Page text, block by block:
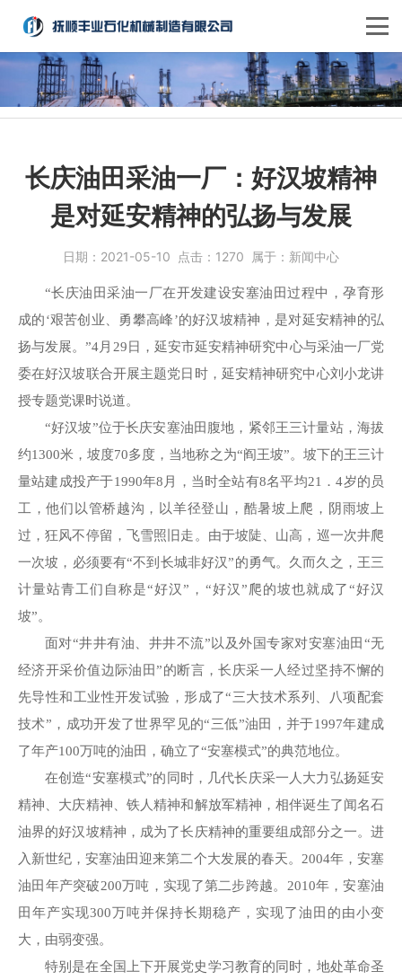
长庆油田采油一厂：好汉坡精神
是对延安精神的弘扬与发展
日期： 2021-05-10 点击： 1270 属于： 新闻中心
“长庆油田采油一厂在开发建设安塞油田过程中，孕育形
成的‘艰苦创业、勇攀高峰’的好汉坡精神，是对延安精神的弘
扬与发展。”4月29日，延安市延安精神研究中心与采油一厂党
委在好汉坡联合开展主题党日时，延安精神研究中心刘小龙讲
授专题党课时说道。
“好汉坡”位于长庆安塞油田腹地，紧邻王三计量站，海拔
约1300米，坡度70多度，当地称之为“阎王坡”。坡下的王三计
量站建成投产于1990年8月，当时全站有8名平均21．4岁的员
工，他们以管桥越沟，以羊径登山，酷暑坡上爬，阴雨坡上
过，狂风不停留，飞雪照旧走。由于坡陡、山高，巡一次井爬
一次坡，必须要有“不到长城非好汉”的勇气。久而久之，王三
计量站青工们自称是“好汉”，“好汉”爬的坡也就成了“好汉
坡”。
面对“井井有油、井井不流”以及外国专家对安塞油田“无
经济开采价值边际油田”的断言，长庆采一人经过坚持不懈的
先导性和工业性开发试验，形成了“三大技术系列、八项配套
技术”，成功开发了世界罕见的“三低”油田，并于1997年建成
了年产100万吨的油田，确立了“安塞模式”的典范地位。
在创造“安塞模式”的同时，几代长庆采一人大力弘扬延安
精神、大庆精神、铁人精神和解放军精神，相伴诞生了闻名石
油界的好汉坡精神，成为了长庆精神的重要组成部分之一。进
入新世纪，安塞油田迎来第二个大发展的春天。2004年，安塞
油田年产突破200万吨，实现了第二步跨越。2010年，安塞油
田年产实现300万吨并保持长期稳产，实现了油田的由小变
大，由弱变强。
特别是在全国上下开展党史学习教育的同时，地处革命圣